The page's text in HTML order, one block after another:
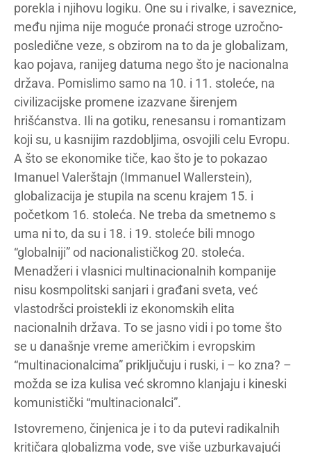
porekla i njihovu logiku. One su i rivalke, i saveznice,
među njima nije moguće pronaći stroge uzročno-
posledične veze, s obzirom na to da je globalizam,
kao pojava, ranijeg datuma nego što je nacionalna
država. Pomislimo samo na 10. i 11. stoleće, na
civilizacijske promene izazvane širenjem
hrišćanstva. Ili na gotiku, renesansu i romantizam
koji su, u kasnijim razdobljima, osvojili celu Evropu.
A što se ekonomike tiče, kao što je to pokazao
Imanuel Valerštajn (Immanuel Wallerstein),
globalizacija je stupila na scenu krajem 15. i
početkom 16. stoleća. Ne treba da smetnemo s
uma ni to, da su i 18. i 19. stoleće bili mnogo
“globalniji” od nacionalističkog 20. stoleća.
Menadžeri i vlasnici multinacionalnih kompanije
nisu kosmpolitski sanjari i građani sveta, već
vlastodršci proistekli iz ekonomskih elita
nacionalnih država. To se jasno vidi i po tome što
se u današnje vreme američkim i evropskim
“multinacionalcima” priključuju i ruski, i – ko zna? –
možda se iza kulisa već skromno klanjaju i kineski
komunistički “multinacionalci”.
Istovremeno, činjenica je i to da putevi radikalnih
kritičara globalizma vode, sve više uzburkavajući